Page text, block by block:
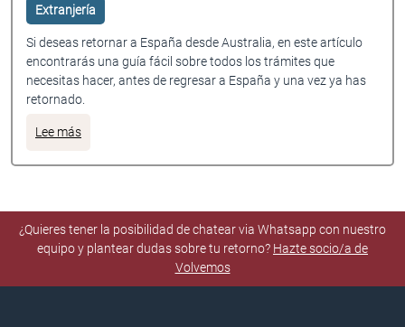
Extranjería
Si deseas retornar a España desde Australia, en este artículo
encontrarás una guía fácil sobre todos los trámites que
necesitas hacer, antes de regresar a España y una vez ya has
retornado.
Lee mássobre Trámites administrativos si se retorna desde
¿Quieres tener la posibilidad de chatear via Whatsapp con nuestro
equipo y plantear dudas sobre tu retorno? Hazte socio/a de
Volvemos